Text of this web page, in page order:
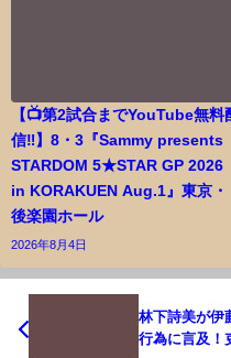
【📺第2試合までYouTube無料
信‼️】8・3『Sammy presents
STARDOM 5★STAR GP 2026
in KORAKUEN Aug.1』東京・
後楽園ホール
2026年8月4日
林下詩美が伊
行為に言及！